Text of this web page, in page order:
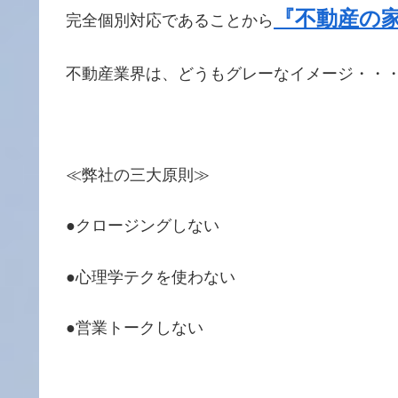
完全個別対応であることから 『不動産の
不動産業界は、どうもグレーなイメージ・・・
≪弊社の三大原則≫
●クロージングしない
●心理学テクを使わない
●営業トークしない